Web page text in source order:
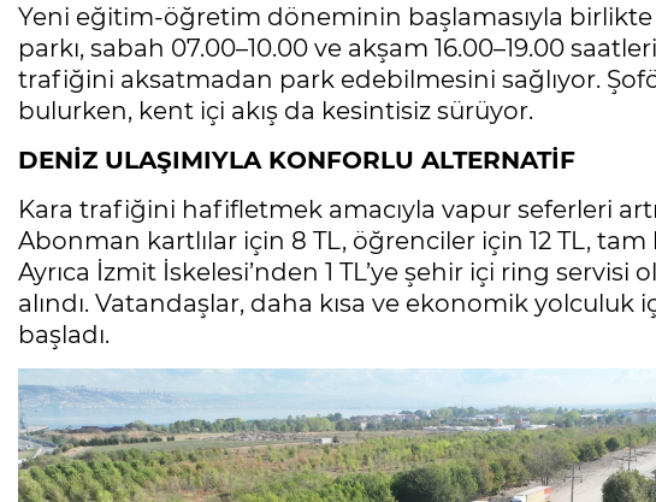
Yeni eğitim-öğretim döneminin başlamasıyla birlikte
parkı, sabah 07.00–10.00 ve akşam 16.00–19.00
trafiğini aksatmadan park edebilmesini sağlıyor.
bulurken, kent içi akış da kesintisiz sürüyor.
DENİZ ULAŞIMIYLA KONFORLU ALTERNATİF
Kara trafiğini hafifletmek amacıyla vapur seferleri
Abonman kartlılar için 8 TL, öğrenciler için 12 TL,
Ayrıca İzmit İskelesi’nden 1 TL’ye şehir içi ring
alındı. Vatandaşlar, daha kısa ve ekonomik yolculuk
başladı.